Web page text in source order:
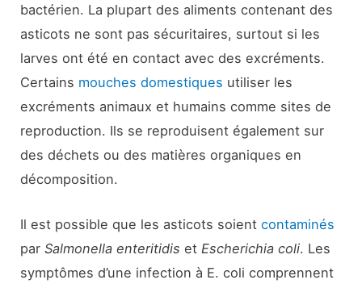
bactérien. La plupart des aliments contenant des
asticots ne sont pas sécuritaires, surtout si les
larves ont été en contact avec des excréments.
Certains mouches domestiques utiliser les
excréments animaux et humains comme sites de
reproduction. Ils se reproduisent également sur
des déchets ou des matières organiques en
décomposition.
Il est possible que les asticots soientcontaminés
parSalmonella enteritidis etEscherichia coli. Les
symptômes d’une infection à E. coli comprennent